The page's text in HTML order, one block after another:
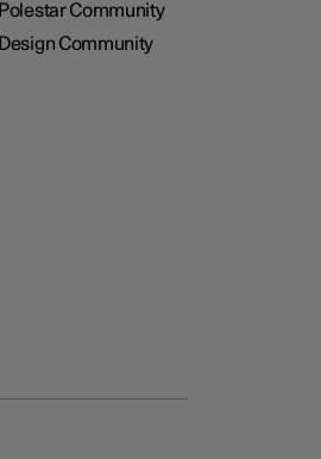
Polestar Community
Design Community